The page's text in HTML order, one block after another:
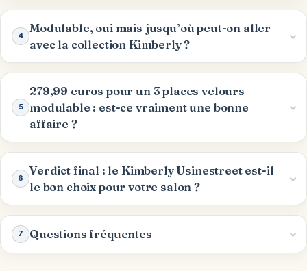
4
Modulable, oui mais jusqu’où peut-on aller
avec la collection Kimberly ?
5
279,99 euros pour un 3 places velours
modulable : est-ce vraiment une bonne
affaire ?
6
Verdict final : le Kimberly Usinestreet est-il
le bon choix pour votre salon ?
7 Questions fréquentes